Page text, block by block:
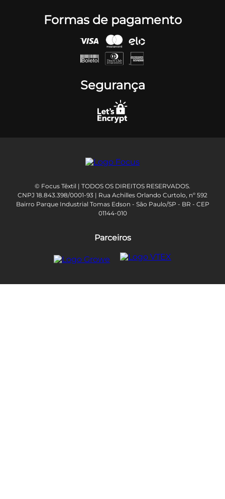
Formas de pagamento
Segurança
© Focus Têxtil | TODOS OS DIREITOS RESERVADOS.
CNPJ 18.843.398/0001-93 | Rua Achilles Orlando Curtolo, nº 592
Bairro Parque Industrial Tomas Edson - São Paulo/SP - BR - CEP
01144-010
Parceiros